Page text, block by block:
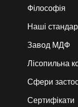
Філософія
Наші
Завод МДФ
Лiсопильна
Сфери
Сертифікати